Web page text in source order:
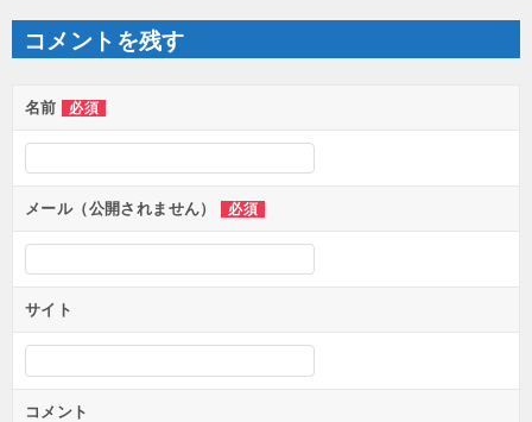
ゲ
ー
シ
ン
コメントを残す
名前 必須
メール（公開されません） 必須
サイト
コメント